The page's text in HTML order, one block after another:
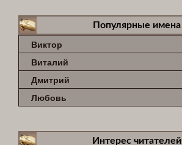
Популярные имена
Виктор
Виталий
Дмитрий
Любовь
Интерес читателей